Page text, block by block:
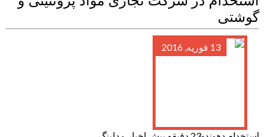
گوشتی
13 فوریه, 2016